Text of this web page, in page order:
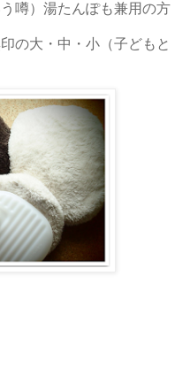
噂）湯たんぽも兼用の方
の大・中・小（子どもと